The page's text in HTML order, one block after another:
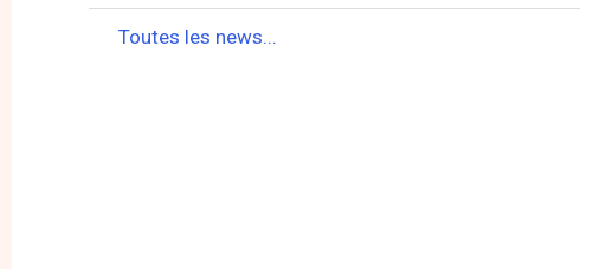
Toutes les news...